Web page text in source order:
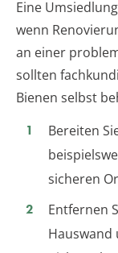
Eine
wenn
an einer
sollten
Bienen selbst
Bereiten
sicheren
Entfernen
Hauswand